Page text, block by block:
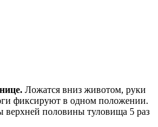
Ложатся вниз животом, руки
фиксируют в одном положении.
половины туловища 5 раз